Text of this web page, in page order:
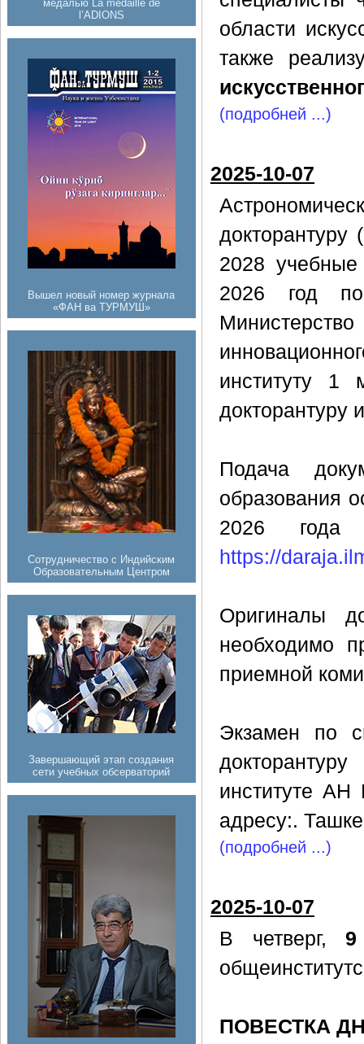
медалью La médaille de
l’ADIONS
Вышел новый номер журнала
«ФАН ва ТУРМУШ»
Сотрудничество с Индийским
Образовательным Центром
Завершающий этап создания
сети учебных обсерваторий
области
также
(подробней ...)
2025-10-07
докторантуру
2028
2026 год по
институту 1
докторантуру
Подача
образования
2026 года
https://
Оригиналы
необходимо
приемной
Экзамен по
институте АН
адресу:.
(подробней ...)
2025-10-07
В четверг, 9
ПОВЕСТКА